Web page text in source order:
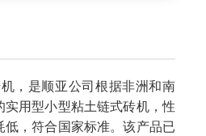
，是顺亚公司根据非洲和南
用型小型粘土链式砖机，性
，符合国家标准。该产品已